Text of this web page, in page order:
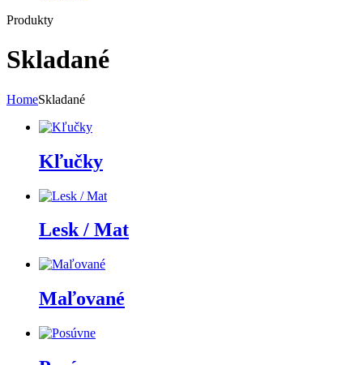
Produkty
Skladané
HomeSkladané
Kľučky
Lesk / Mat
Maľované